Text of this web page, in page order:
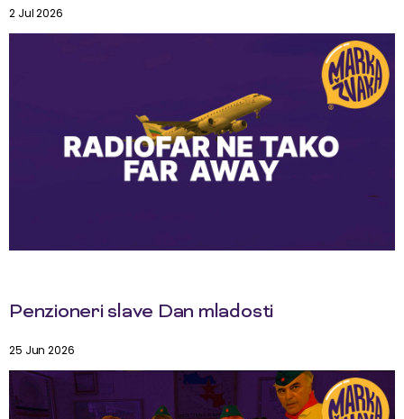
2 Jul 2026
Penzioneri slave Dan mladosti
25 Jun 2026